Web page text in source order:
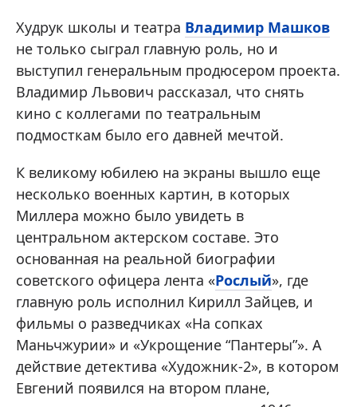
Худрук школы и театра Владимир Машков
не только сыграл главную роль, но и
выступил генеральным продюсером проекта.
Владимир Львович рассказал, что снять
кино с коллегами по театральным
подмосткам было его давней мечтой.
К великому юбилею на экраны вышло еще
несколько военных картин, в которых
Миллера можно было увидеть в
центральном актерском составе. Это
основанная на реальной биографии
советского офицера лента «Рослый», где
главную роль исполнил Кирилл Зайцев, и
фильмы о разведчиках «На сопках
Маньчжурии» и «Укрощение “Пантеры”». А
действие детектива «Художник-2», в котором
Евгений появился на втором плане,